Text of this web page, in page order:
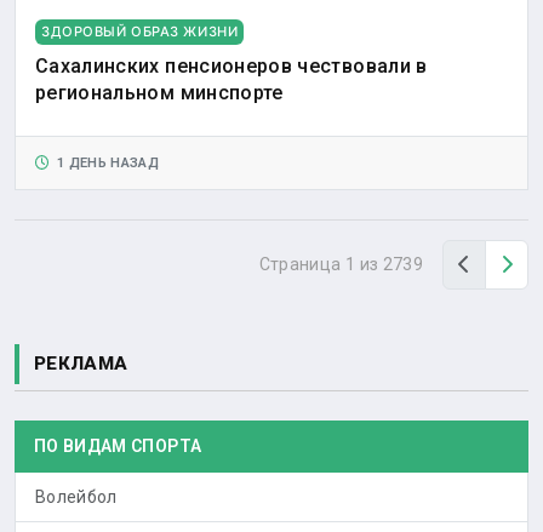
ЗДОРОВЫЙ ОБРАЗ ЖИЗНИ
Сахалинских пенсионеров чествовали в
региональном минспорте
1 ДЕНЬ НАЗАД
Страница 1 из 2739 Назад
РЕКЛАМА
ПО ВИДАМ СПОРТА
Волейбол